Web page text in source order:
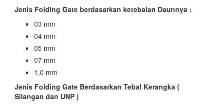
Jenis Folding Gate berdasarkan ketebalan Daunnya :
03 mm
04 mm
05 mm
07 mm
1,0 mm
Jenis Folding Gate Berdasarkan Tebal Kerangka (
Silangan dan UNP )